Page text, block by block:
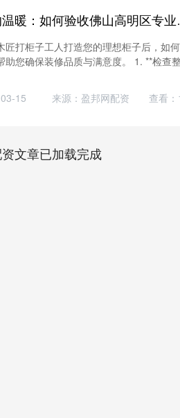
合优配资
打柜子工人打造您的理想柜子后，如
助您确保装修品质与满意度。 1. **检查
15 来源：盈邦网配资 查看：
文章已加载完成